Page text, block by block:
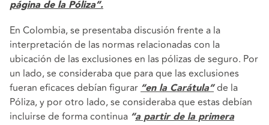
página de la Póliza”.
En Colombia, se presentaba discusión frente a la
interpretación de las normas relacionadas con la
ubicación de las exclusiones en las pólizas de seguro. Por
un lado, se consideraba que para que las exclusiones
fueran eficaces debían figurar “en la Carátula” de la
Póliza, y por otro lado, se consideraba que estas debían
incluirse de forma continua “a partir de la primera